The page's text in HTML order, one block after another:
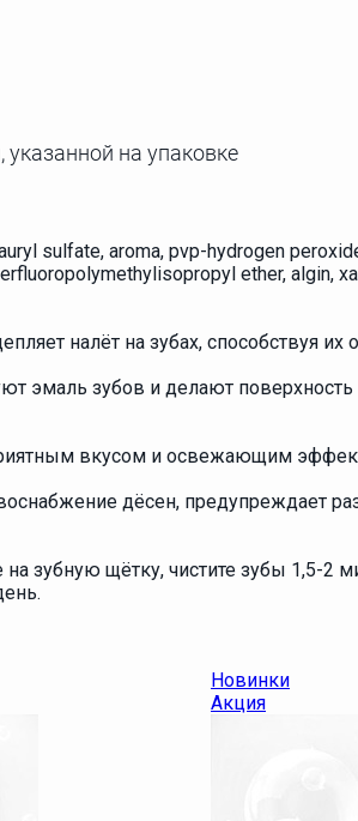
на упаковке
sulfate, aroma, pvp-hydrogen
ether, algin,
налёт на зубах, способствуя их
эмаль зубов и делают
вкусом и освежающим
дёсен, предупреждает
зубную щётку, чистите зубы 1,5-2
Новинки
Акция